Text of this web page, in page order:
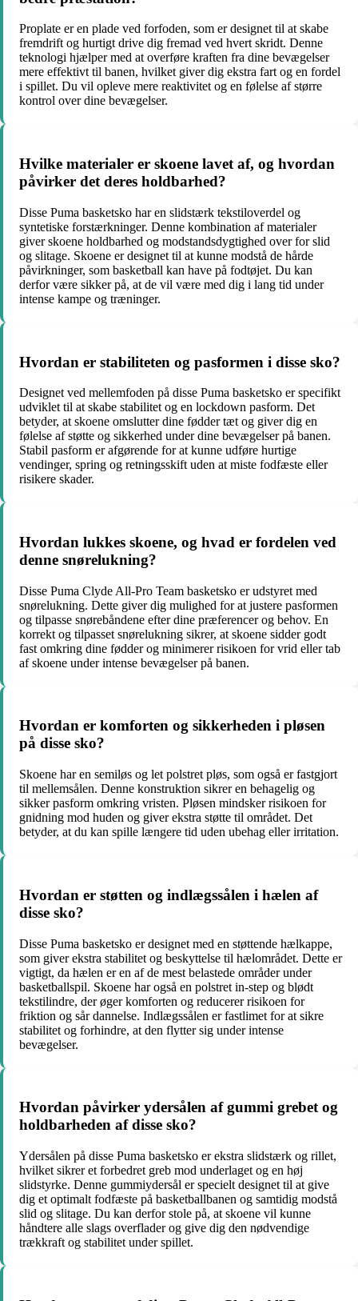
Proplate er en plade ved forfoden, som er designet til at skabe
fremdrift og hurtigt drive dig fremad ved hvert skridt. Denne
teknologi hjælper med at overføre kraften fra dine bevægelser
mere effektivt til banen, hvilket giver dig ekstra fart og en fordel
i spillet. Du vil opleve mere reaktivitet og en følelse af større
kontrol over dine bevægelser.
Hvilke materialer er skoene lavet af, og hvordan
påvirker det deres holdbarhed?
Disse Puma basketsko har en slidstærk tekstiloverdel og
syntetiske forstærkninger. Denne kombination af materialer
giver skoene holdbarhed og modstandsdygtighed over for slid
og slitage. Skoene er designet til at kunne modstå de hårde
påvirkninger, som basketball kan have på fodtøjet. Du kan
derfor være sikker på, at de vil være med dig i lang tid under
intense kampe og træninger.
Hvordan er stabiliteten og pasformen i disse sko?
Designet ved mellemfoden på disse Puma basketsko er specifikt
udviklet til at skabe stabilitet og en lockdown pasform. Det
betyder, at skoene omslutter dine fødder tæt og giver dig en
følelse af støtte og sikkerhed under dine bevægelser på banen.
Stabil pasform er afgørende for at kunne udføre hurtige
vendinger, spring og retningsskift uden at miste fodfæste eller
risikere skader.
Hvordan lukkes skoene, og hvad er fordelen ved
denne snørelukning?
Disse Puma Clyde All-Pro Team basketsko er udstyret med
snørelukning. Dette giver dig mulighed for at justere pasformen
og tilpasse snørebåndene efter dine præferencer og behov. En
korrekt og tilpasset snørelukning sikrer, at skoene sidder godt
fast omkring dine fødder og minimerer risikoen for vrid eller tab
af skoene under intense bevægelser på banen.
Hvordan er komforten og sikkerheden i pløsen
på disse sko?
Skoene har en semiløs og let polstret pløs, som også er fastgjort
til mellemsålen. Denne konstruktion sikrer en behagelig og
sikker pasform omkring vristen. Pløsen mindsker risikoen for
gnidning mod huden og giver ekstra støtte til området. Det
betyder, at du kan spille længere tid uden ubehag eller irritation.
Hvordan er støtten og indlægssålen i hælen af
disse sko?
Disse Puma basketsko er designet med en støttende hælkappe,
som giver ekstra stabilitet og beskyttelse til hælområdet. Dette er
vigtigt, da hælen er en af de mest belastede områder under
basketballspil. Skoene har også en polstret in-step og blødt
tekstilindre, der øger komforten og reducerer risikoen for
friktion og sår dannelse. Indlægssålen er fastlimet for at sikre
stabilitet og forhindre, at den flytter sig under intense
bevægelser.
Hvordan påvirker ydersålen af gummi grebet og
holdbarheden af disse sko?
Ydersålen på disse Puma basketsko er ekstra slidstærk og rillet,
hvilket sikrer et forbedret greb mod underlaget og en høj
slidstyrke. Denne gummiydersål er specielt designet til at give
dig et optimalt fodfæste på basketballbanen og samtidig modstå
slid og slitage. Du kan derfor stole på, at skoene vil kunne
håndtere alle slags overflader og give dig den nødvendige
trækkraft og stabilitet under spillet.